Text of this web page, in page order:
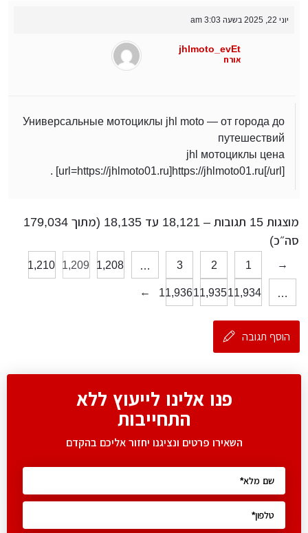
יוני 22, 2025 בשעה 3:03 am
jhlmoto_evEt
אורח
Универсальные мотоциклы jhl moto — от города до
путешествий
jhl мотоциклы цена
[url=https://jhlmoto01.ru]https://jhlmoto01.ru[/url] .
מוצגות 15 תגובות – 18,121 עד 18,135 (מתוך 179,034
סה״כ)
→
1
2
3
…
1,208
1,209
1,210
…
11,934
11,935
11,936
←
הוסף תגובה
פנו אלינו לייעוץ ללא
התחייבות
השאירו פרטים ונציגנו יחזור אליכם בהקדם